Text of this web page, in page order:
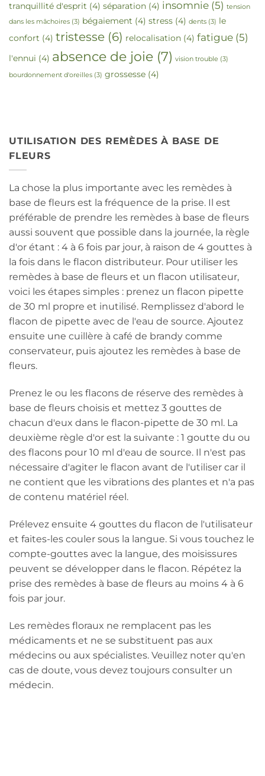
tranquillité d'esprit (4) séparation (4) insomnie (5) tension
dans les mâchoires (3) bégaiement (4) stress (4) dents (3) le
confort (4) tristesse (6) relocalisation (4) fatigue (5)
l'ennui (4) absence de joie (7) vision trouble (3)
bourdonnement d'oreilles (3) grossesse (4)
UTILISATION DES REMÈDES À BASE DE
FLEURS
La chose la plus importante avec les remèdes à
base de fleurs est la fréquence de la prise. Il est
préférable de prendre les remèdes à base de fleurs
aussi souvent que possible dans la journée, la règle
d'or étant : 4 à 6 fois par jour, à raison de 4 gouttes à
la fois dans le flacon distributeur. Pour utiliser les
remèdes à base de fleurs et un flacon utilisateur,
voici les étapes simples : prenez un flacon pipette
de 30 ml propre et inutilisé. Remplissez d'abord le
flacon de pipette avec de l'eau de source. Ajoutez
ensuite une cuillère à café de brandy comme
conservateur, puis ajoutez les remèdes à base de
fleurs.
Prenez le ou les flacons de réserve des remèdes à
base de fleurs choisis et mettez 3 gouttes de
chacun d'eux dans le flacon-pipette de 30 ml. La
deuxième règle d'or est la suivante : 1 goutte du ou
des flacons pour 10 ml d'eau de source. Il n'est pas
nécessaire d'agiter le flacon avant de l'utiliser car il
ne contient que les vibrations des plantes et n'a pas
de contenu matériel réel.
Prélevez ensuite 4 gouttes du flacon de l'utilisateur
et faites-les couler sous la langue. Si vous touchez le
compte-gouttes avec la langue, des moisissures
peuvent se développer dans le flacon. Répétez la
prise des remèdes à base de fleurs au moins 4 à 6
fois par jour.
Les remèdes floraux ne remplacent pas les
médicaments et ne se substituent pas aux
médecins ou aux spécialistes. Veuillez noter qu'en
cas de doute, vous devez toujours consulter un
médecin.